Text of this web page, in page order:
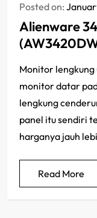
Posted on:
Alienware
Monitor
monitor datar
lengkung
panel itu sendiri
harganya jauh
Read More